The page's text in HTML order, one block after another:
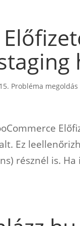
Probléma megoldás
Ez
résznél is.